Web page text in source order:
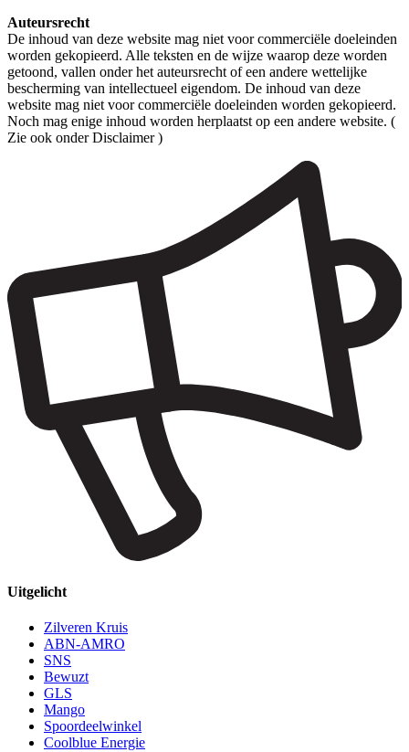
Auteursrecht
De inhoud van deze website mag niet voor commerciële doeleinden
worden gekopieerd. Alle teksten en de wijze waarop deze worden
getoond, vallen onder het auteursrecht of een andere wettelijke
bescherming van intellectueel eigendom. De inhoud van deze
website mag niet voor commerciële doeleinden worden gekopieerd.
Noch mag enige inhoud worden herplaatst op een andere website. (
Zie ook onder Disclaimer )
Uitgelicht
Zilveren Kruis
ABN-AMRO
SNS
Bewuzt
GLS
Mango
Spoordeelwinkel
Coolblue Energie